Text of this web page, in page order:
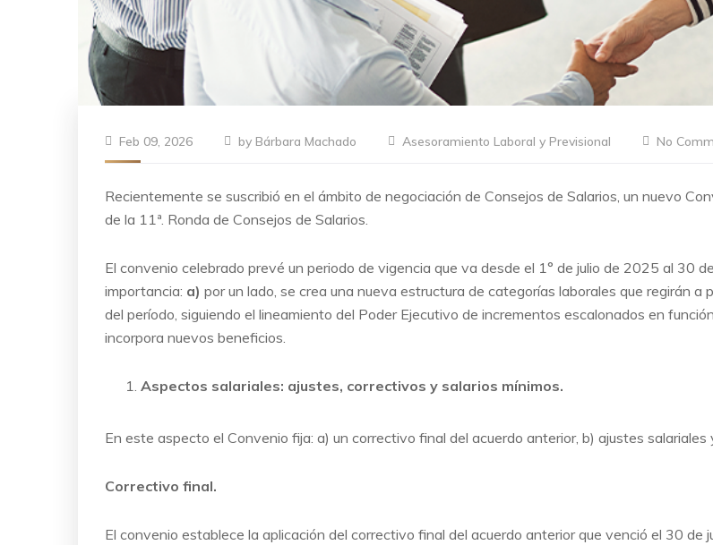
Feb 09, 2026 by Bárbara Machado Asesoramiento Laboral y Previsional No
Recientemente se suscribió en el ámbito de negociación de Consejos de Salarios, un nuevo
de la 11ª. Ronda de Consejos de Salarios.
El convenio celebrado prevé un periodo de vigencia que va desde el 1° de julio de 2025 al 30
importancia: a) por un lado, se crea una nueva estructura de categorías laborales que regirán a
del período, siguiendo el lineamiento del Poder Ejecutivo de incrementos escalonados en
incorpora nuevos beneficios.
Aspectos salariales: ajustes, correctivos y salarios mínimos.
En este aspecto el Convenio fija: a) un correctivo final del acuerdo anterior, b) ajustes salariales
Correctivo final.
El convenio establece la aplicación del correctivo final del acuerdo anterior que venció el 30